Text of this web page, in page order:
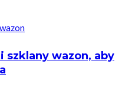
wazon, aby